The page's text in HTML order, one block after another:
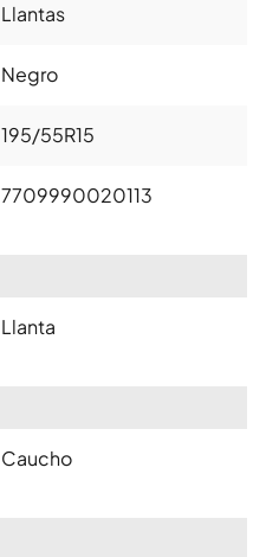
Llantas
Negro
195/55R15
7709990020113
Llanta
Caucho